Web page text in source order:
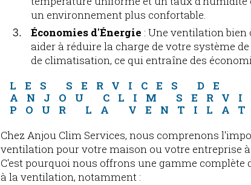
un environnement plus confortable.
Économies d'Énergie : Une ventilation bien
aider à réduire la charge de votre système
de climatisation, ce qui entraîne des
LES SERVICES DE
ANJOU CLIM
POUR LA
Chez Anjou Clim Services, nous comprenons
ventilation pour votre maison ou votre entreprise
C'est pourquoi nous offrons une gamme complète
à la ventilation, notamment :